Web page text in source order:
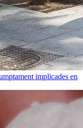
implicades en